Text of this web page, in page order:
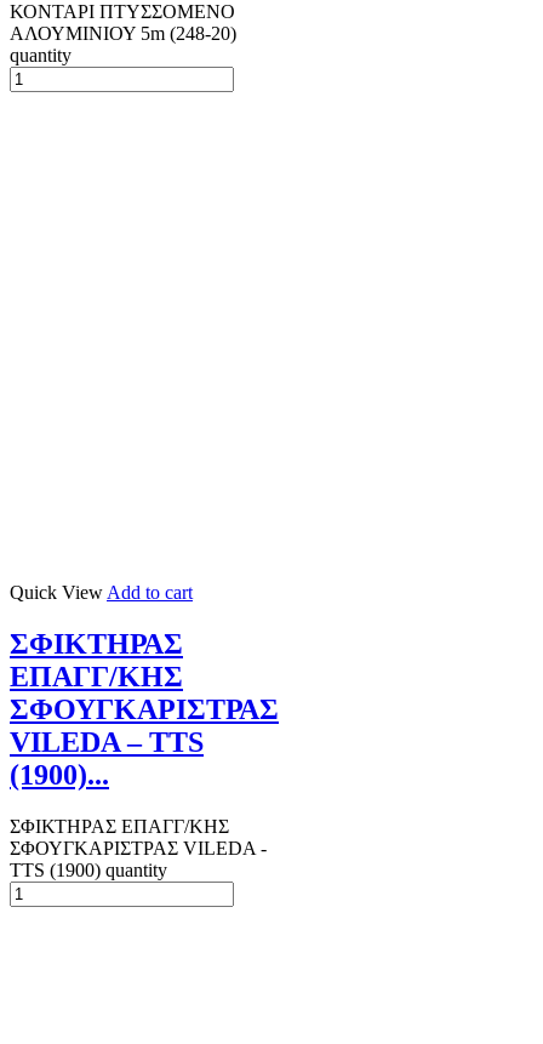
ΚΟΝΤΑΡΙ ΠΤΥΣΣΟΜΕΝΟ
ΑΛΟΥΜΙΝΙΟΥ 5m (248-20)
quantity
Quick View Add to cart
ΣΦΙΚΤΗΡΑΣ
ΕΠΑΓΓ/ΚΗΣ
ΣΦΟΥΓΚΑΡΙΣΤΡΑΣ
VILEDA – TTS
(1900)...
ΣΦΙΚΤΗΡΑΣ ΕΠΑΓΓ/ΚΗΣ
ΣΦΟΥΓΚΑΡΙΣΤΡΑΣ VILEDA -
TTS (1900) quantity